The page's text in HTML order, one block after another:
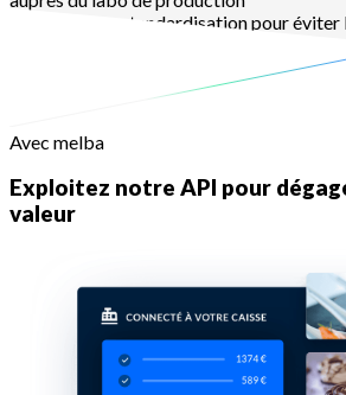
Gagnez en standardisation pour
Avec melba
Exploitez notre API pour
valeur